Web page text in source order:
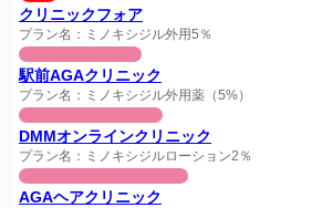
クリニックフォア
プラン名：ミノキシジル外用5％
駅前AGAクリニック
プラン名：ミノキシジル外用薬（5%）
DMMオンラインクリニック
プラン名：ミノキシジルローション2％
AGAヘアクリニック